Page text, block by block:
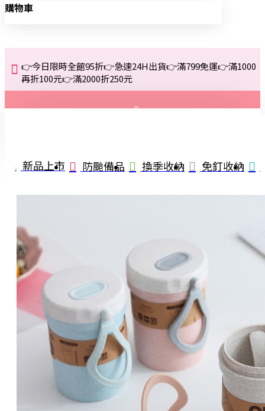
購物車
👉今日限時全館95折👉急速24H出貨👉滿799免運👉滿1000
再折100元👉滿2000折250元
註冊
詢問
新品上市 防颱備品 換季收納 免釘收納